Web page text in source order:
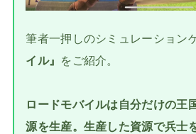
筆者一押しのシミュレーション
イル』 をご紹介。
ロードモバイルは自分だけの王
源を生産。生産した資源で兵士